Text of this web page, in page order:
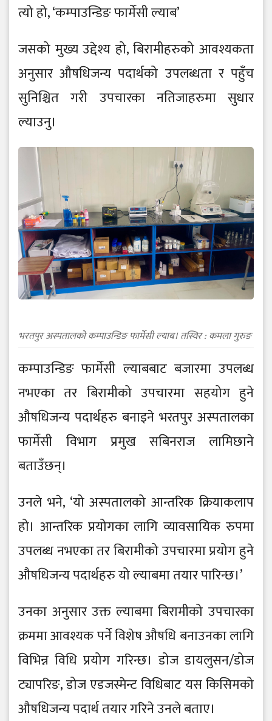
त्यो हो, ‘कम्पाउन्डिङ फार्मेसी ल्याब’
जसको मुख्य उद्देश्य हो, बिरामीहरुको आवश्यकता
अनुसार औषधिजन्य पदार्थको उपलब्धता र पहुँच
सुनिश्चित गरी उपचारका नतिजाहरुमा सुधार
ल्याउनु।
भरतपुर अस्पतालको कम्पाउन्डिङ फार्मेसी ल्याब। तस्विर : कमला गुरुङ
कम्पाउन्डिङ फार्मेसी ल्याबबाट बजारमा उपलब्ध
नभएका तर बिरामीको उपचारमा सहयोग हुने
औषधिजन्य पदार्थहरु बनाइने भरतपुर अस्पतालका
फार्मेसी विभाग प्रमुख सबिनराज लामिछाने
बताउँछन्।
उनले भने, ‘यो अस्पतालको आन्तरिक क्रियाकलाप
हो। आन्तरिक प्रयोगका लागि व्यावसायिक रुपमा
उपलब्ध नभएका तर बिरामीको उपचारमा प्रयोग हुने
औषधिजन्य पदार्थहरु यो ल्याबमा तयार पारिन्छ।’
उनका अनुसार उक्त ल्याबमा बिरामीको उपचारका
क्रममा आवश्यक पर्ने विशेष औषधि बनाउनका लागि
विभिन्न विधि प्रयोग गरिन्छ। डोज डायलुसन/डोज
ट्यापरिङ, डोज एडजस्मेन्ट विधिबाट यस किसिमको
औषधिजन्य पदार्थ तयार गरिने उनले बताए।